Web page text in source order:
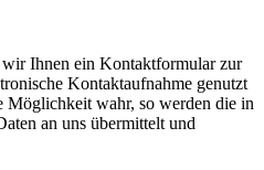
Ihnen ein Kontaktformular zur
Kontaktaufnahme genutzt
Möglichkeit wahr, so werden die in
an uns übermittelt und